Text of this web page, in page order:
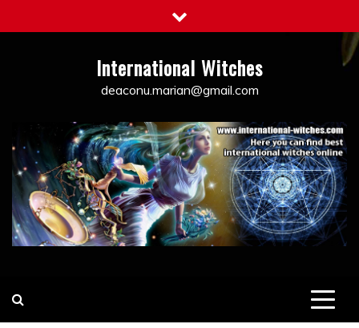
to
International Witches
deaconu.marian@gmail.com